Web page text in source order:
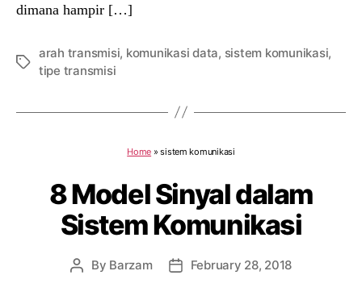
dimana hampir […]
Tags
arah transmisi, komunikasi data, sistem komunikasi,
tipe transmisi
Home »sistem komunikasi
8 Model Sinyal dalam
Sistem Komunikasi
Post
By Barzam
PostFebruary 28, 2018